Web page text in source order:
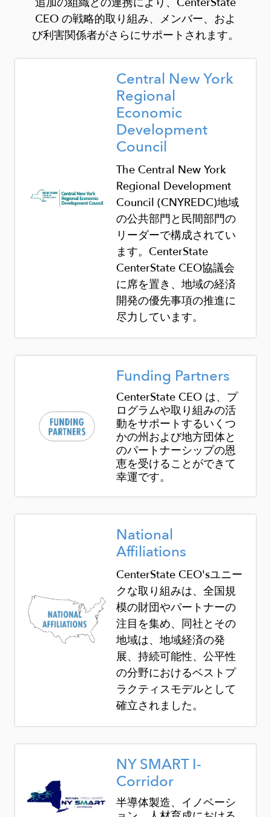
CEO の戦略的取り組み、メンバー、およ
び利害関係者がさらにサポートされます。
Image
Central New York
Regional
Economic
Development
Council
The Central New York
Regional Development
Council (CNYREDC)地域
の公共部門と民間部門の
リーダーで構成されてい
ます。CenterState
CenterState CEO協議会
に席を置き、地域の経済
開発の優先事項の推進に
尽力しています。
Image
Funding Partners
CenterState CEO は、プ
ログラムや取り組みの活
動をサポートするいくつ
かの州および地方団体と
のパートナーシップの恩
恵を受けることができて
幸運です。
Image
National
Affiliations
CenterState CEO'sユニー
クな取り組みは、全国規
模の財団やパートナーの
注目を集め、同社とその
地域は、地域経済の発
展、持続可能性、公平性
の分野におけるベストプ
ラクティスモデルとして
確立されました。
Image
NY SMART I-
Corridor
半導体製造、イノベーシ